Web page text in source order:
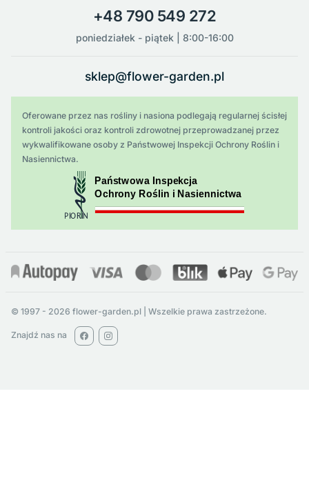
+48 790 549 272
poniedziałek - piątek | 8:00-16:00
sklep@flower-garden.pl
Oferowane przez nas rośliny i nasiona podlegają regularnej ścisłej
kontroli jakości oraz kontroli zdrowotnej przeprowadzanej przez
wykwalifikowane osoby z Państwowej Inspekcji Ochrony Roślin i
Nasiennictwa.
© 1997 - 2026 flower-garden.pl | Wszelkie prawa zastrzeżone.
Znajdź nas na